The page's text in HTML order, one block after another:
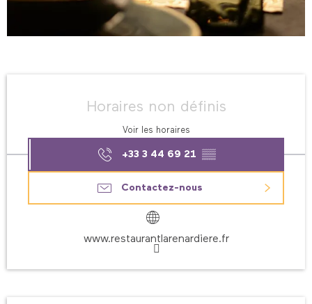
Horaires non définis
Voir les horaires
+33 3 44 69 21 ▒▒
Contactez-nous
www.restaurantlarenardiere.fr